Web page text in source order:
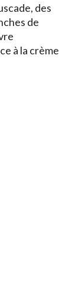
des
de
à la crème